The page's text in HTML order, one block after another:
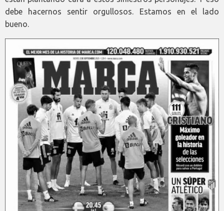
debe hacernos sentir orgullosos. Estamos en el lado
bueno.